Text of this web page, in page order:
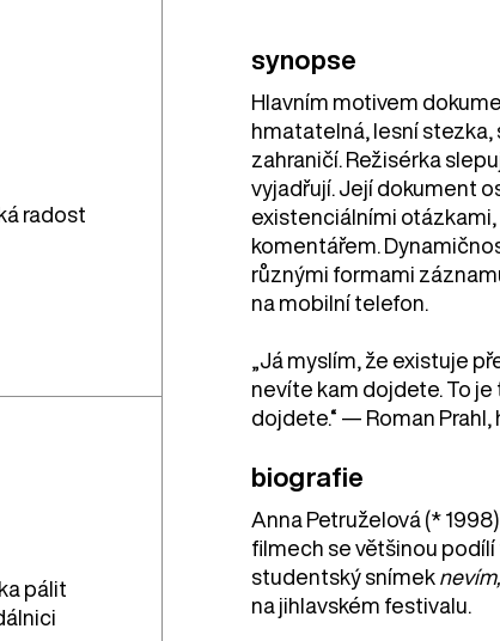
synopse
Hlavním motivem
hmatatelná, lesní
zahraničí. Režisérka
vyjadřují. Její dokument
existenciálními
komentářem.
různými formami
na mobilní telefon.
„Já myslím, že existuje
nevíte kam dojdete. To
dojdete.“ — Roman
biografie
Anna Petruželová (*
filmech se většinou podílí
studentský snímek
na jihlavském festivalu.
radost
pálit